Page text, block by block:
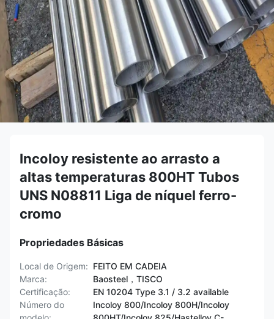
Incoloy resistente ao arrasto a
altas temperaturas 800HT Tubos
UNS N08811 Liga de níquel ferro-
cromo
Propriedades Básicas
Local de Origem: FEITO EM CADEIA
Marca:
Baosteel，TISCO
Certificação:
EN 10204 Type 3.1 / 3.2 available
Número do
Incoloy 800/Incoloy 800H/Incoloy